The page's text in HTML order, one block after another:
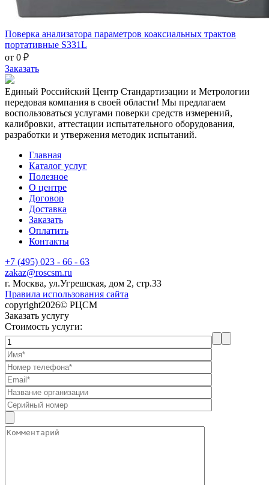
Поверка анализатора параметров коаксиальных трактов
портативные S331L
от 0 ₽
Заказать
Единый Российский Центр Стандартизации и Метрологии
передовая компания в своей области! Мы предлагаем
воспользоваться услугами поверки средств измерений,
калибровки, аттестации испытательного оборудования,
разработки и утвержения методик испытаний.
Главная
Каталог услуг
Полезное
О центре
Договор
Доставка
Заказать
Оплатить
Контакты
+7 (495) 023 - 66 - 63
zakaz@roscsm.ru
г. Москва, ул.Угрешская, дом 2, стр.33
Правила использования сайта
copyright2026© РЦСМ
Заказать услугу
Стоимость услуги: